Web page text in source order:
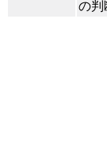
の